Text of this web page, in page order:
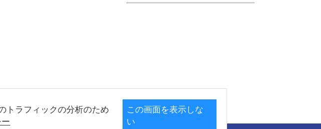
トラフィックの分析のため
この画面を表示しな
い